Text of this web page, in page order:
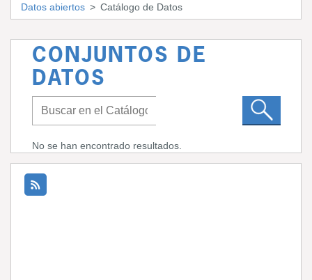
Datos abiertos Catálogo de Datos
CONJUNTOS DE
DATOS
No se han encontrado resultados.